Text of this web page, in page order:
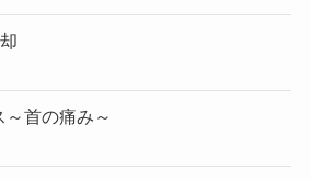
～首の痛み～